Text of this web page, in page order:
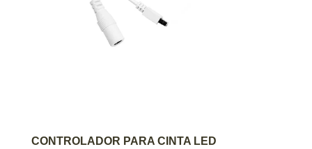
AGREGAR AL CARRITO
CONTROLADOR PARA CINTA LED